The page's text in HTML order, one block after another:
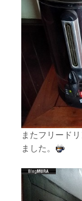
またフリード
ました。